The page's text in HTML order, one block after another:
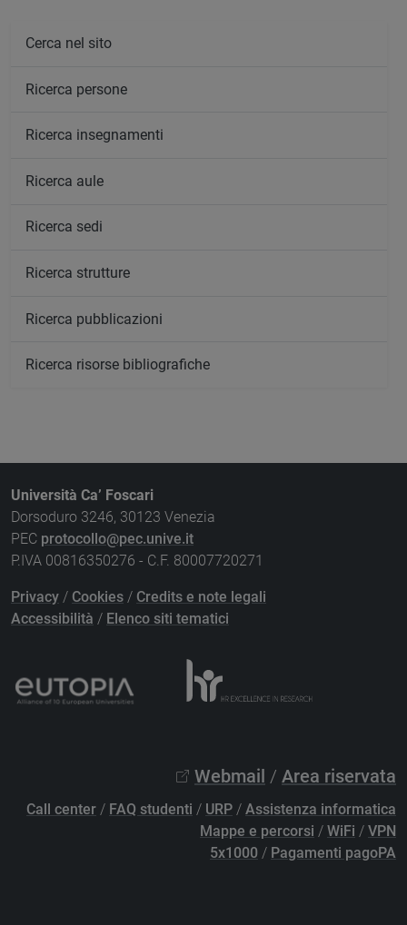
Cerca nel sito
Ricerca persone
Ricerca insegnamenti
Ricerca aule
Ricerca sedi
Ricerca strutture
Ricerca pubblicazioni
Ricerca risorse bibliografiche
Università Ca’ Foscari
Dorsoduro 3246, 30123 Venezia
PEC protocollo@pec.unive.it
P.IVA 00816350276 - C.F. 80007720271
Privacy / Cookies / Credits e note legali
Accessibilità / Elenco siti tematici
Webmail / Area riservata
Call center / FAQ studenti / URP / Assistenza informatica
Mappe e percorsi / WiFi / VPN
5x1000 / Pagamenti pagoPA